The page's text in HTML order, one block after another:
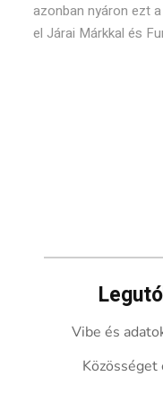
azonban nyáron ezt
el Járai Márkkal és
Vibe és
Közösséget